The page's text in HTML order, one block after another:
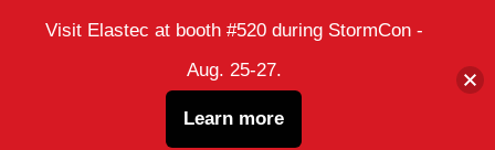
Visit Elastec at booth #520 during StormCon -
Aug. 25-27.
Learn more